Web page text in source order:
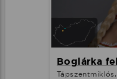
Boglárka